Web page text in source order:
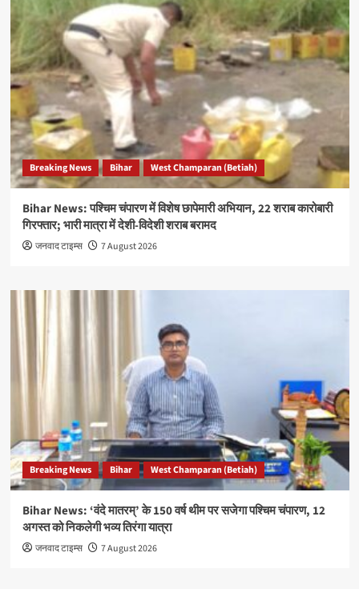
Breaking News Bihar West Champaran (Betiah)
Bihar News: पश्चिम चंपारण में विशेष छापेमारी अभियान, 22 शराब कारोबारी
गिरफ्तार; भारी मात्रा में देशी-विदेशी शराब बरामद
जनवाद टाइम्स 7 August 2026
Breaking News Bihar West Champaran (Betiah)
Bihar News: ‘वंदे मातरम्’ के 150 वर्ष थीम पर सजेगा पश्चिम चंपारण, 12
अगस्त को निकलेगी भव्य तिरंगा यात्रा
जनवाद टाइम्स 7 August 2026